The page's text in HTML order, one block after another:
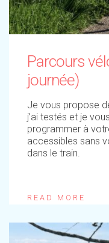
Parcours
journée)
Je vous propose
j’ai testés et je
programmer à
accessibles sans
dans le train.
READ MORE